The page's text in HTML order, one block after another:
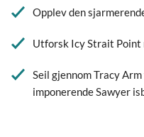
Opplev den
Utforsk Icy Strait Point
Seil gjennom Tracy
imponerende Sawyer